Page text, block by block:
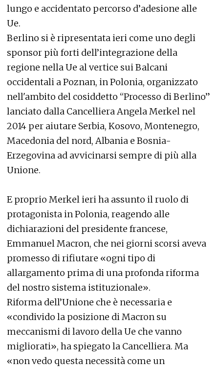
lungo e accidentato percorso d’adesione alle
Ue.
Berlino si è ripresentata ieri come uno degli
sponsor più forti dell’integrazione della
regione nella Ue al vertice sui Balcani
occidentali a Poznan, in Polonia, organizzato
nell'ambito del cosiddetto “Processo di Berlino”
lanciato dalla Cancelliera Angela Merkel nel
2014 per aiutare Serbia, Kosovo, Montenegro,
Macedonia del nord, Albania e Bosnia-
Erzegovina ad avvicinarsi sempre di più alla
Unione.
E proprio Merkel ieri ha assunto il ruolo di
protagonista in Polonia, reagendo alle
dichiarazioni del presidente francese,
Emmanuel Macron, che nei giorni scorsi aveva
promesso di rifiutare «ogni tipo di
allargamento prima di una profonda riforma
del nostro sistema istituzionale».
Riforma dell’Unione che è necessaria e
«condivido la posizione di Macron su
meccanismi di lavoro della Ue che vanno
migliorati», ha spiegato la Cancelliera. Ma
«non vedo questa necessità come un